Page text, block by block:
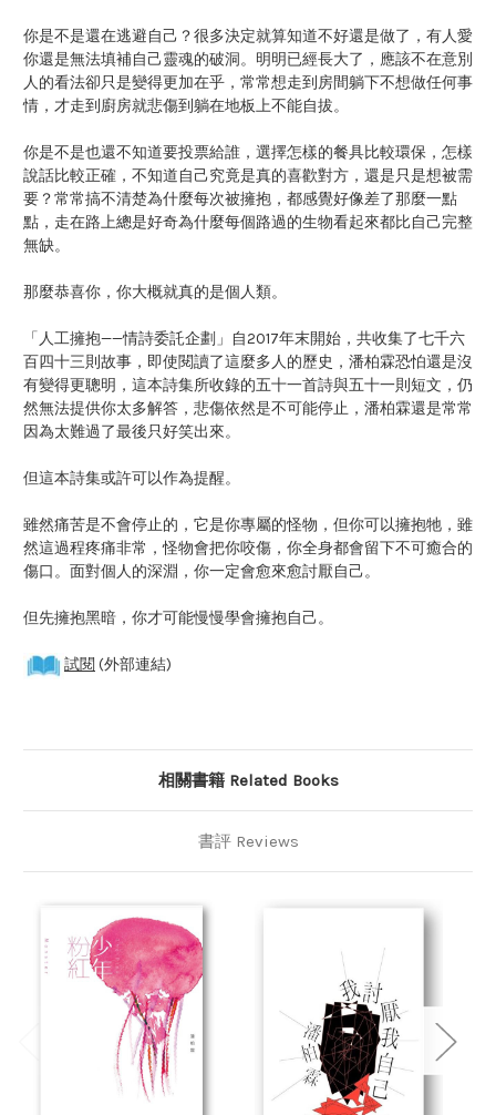
你是不是還在逃避自己？很多決定就算知道不好還是做了，有人愛
你還是無法填補自己靈魂的破洞。明明已經長大了，應該不在意別
人的看法卻只是變得更加在乎，常常想走到房間躺下不想做任何事
情，才走到廚房就悲傷到躺在地板上不能自拔。
你是不是也還不知道要投票給誰，選擇怎樣的餐具比較環保，怎樣
說話比較正確，不知道自己究竟是真的喜歡對方，還是只是想被需
要？常常搞不清楚為什麼每次被擁抱，都感覺好像差了那麼一點
點，走在路上總是好奇為什麼每個路過的生物看起來都比自己完整
無缺。
那麼恭喜你，你大概就真的是個人類。
「人工擁抱——情詩委託企劃」自2017年末開始，共收集了七千六
百四十三則故事，即使閱讀了這麼多人的歷史，潘柏霖恐怕還是沒
有變得更聰明，這本詩集所收錄的五十一首詩與五十一則短文，仍
然無法提供你太多解答，悲傷依然是不可能停止，潘柏霖還是常常
因為太難過了最後只好笑出來。
但這本詩集或許可以作為提醒。
雖然痛苦是不會停止的，它是你專屬的怪物，但你可以擁抱牠，雖
然這過程疼痛非常，怪物會把你咬傷，你全身都會留下不可癒合的
傷口。面對個人的深淵，你一定會愈來愈討厭自己。
但先擁抱黑暗，你才可能慢慢學會擁抱自己。
試閱 (外部連結)
相關書籍 Related Books
書評 Reviews